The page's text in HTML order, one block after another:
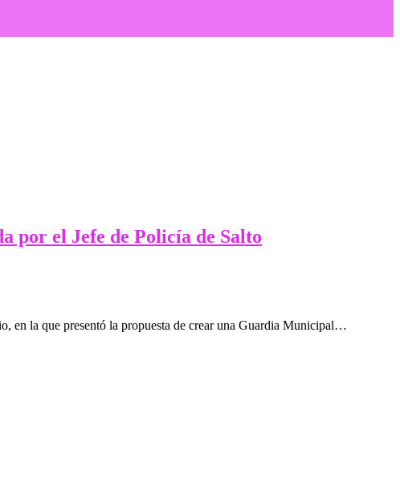
por el Jefe de Policía de Salto
en la que presentó la propuesta de crear una Guardia Municipal…